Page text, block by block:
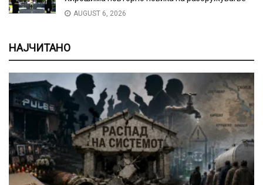
AUGUST 6, 2026
НАЈЧИТАНО